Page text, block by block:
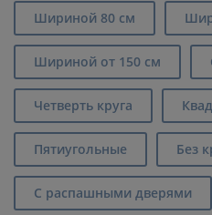
Шириной 80 см
Шириной от 150 см
Четверть круга
Пятиугольные Без
С распашными дверями